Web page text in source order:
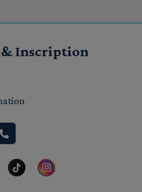
Inscription